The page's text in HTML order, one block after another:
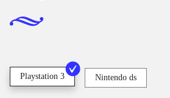
Playstation 3 Nintendo ds